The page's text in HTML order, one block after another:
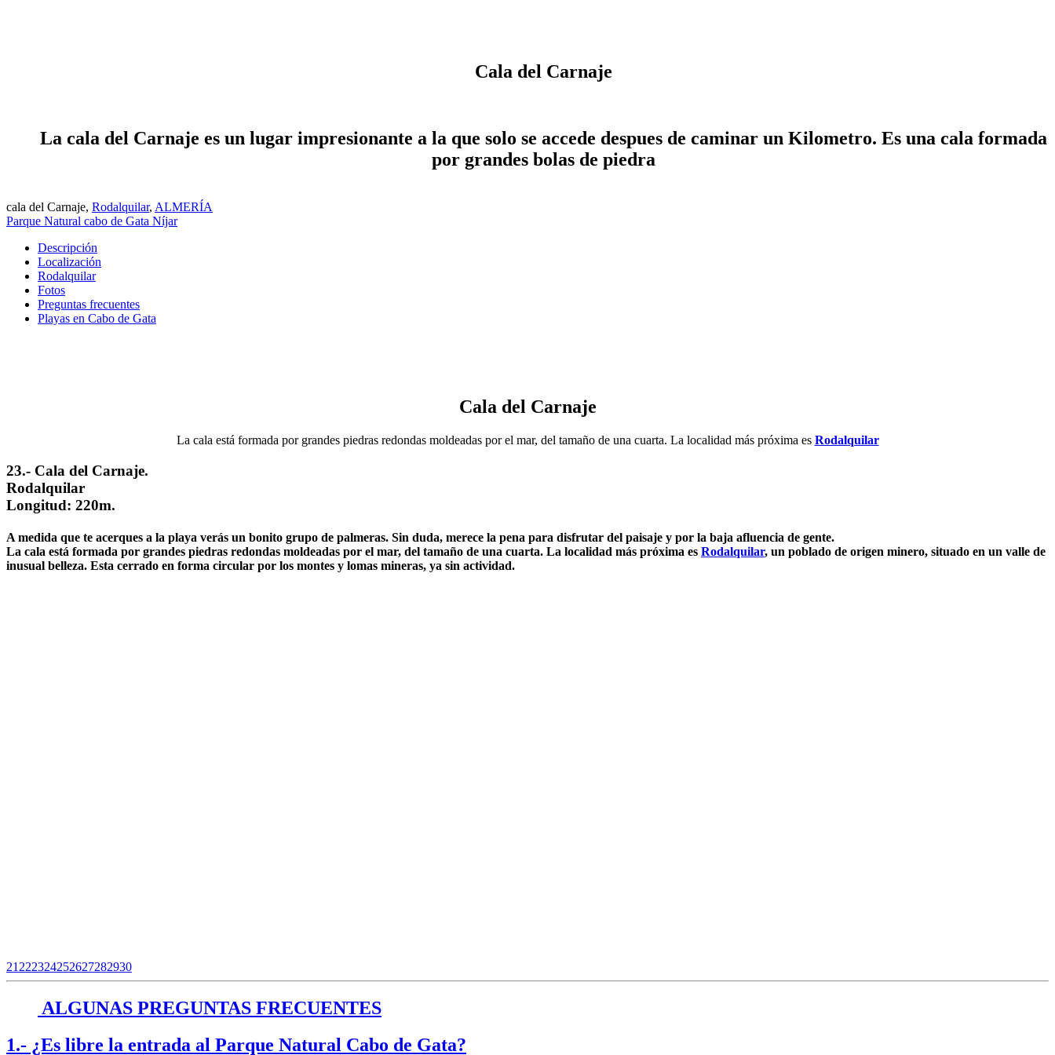
Cala del Carnaje
La cala del Carnaje es un lugar impresionante a la que solo se accede despues de caminar un Kilometro. Es una cala formada
por grandes bolas de piedra
cala del Carnaje, Rodalquilar, ALMERÍA
Parque Natural cabo de Gata Níjar
Descripción
Localización
Rodalquilar
Fotos
Preguntas frecuentes
Playas en Cabo de Gata
Cala del Carnaje
La cala está formada por grandes piedras redondas moldeadas por el mar, del tamaño de una cuarta. La localidad más próxima es Rodalquilar
23.- Cala del Carnaje.
Rodalquilar
Longitud: 220m.
A medida que te acerques a la playa verás un bonito grupo de palmeras. Sin duda, merece la pena para disfrutar del paisaje y por la baja afluencia de gente.
La cala está formada por grandes piedras redondas moldeadas por el mar, del tamaño de una cuarta. La localidad más próxima es Rodalquilar, un poblado de origen minero, situado en un valle de
inusual belleza. Esta cerrado en forma circular por los montes y lomas mineras, ya sin actividad.
21 222324252627282930
ALGUNAS PREGUNTAS FRECUENTES
1.- ¿Es libre la entrada al Parque Natural Cabo de Gata?